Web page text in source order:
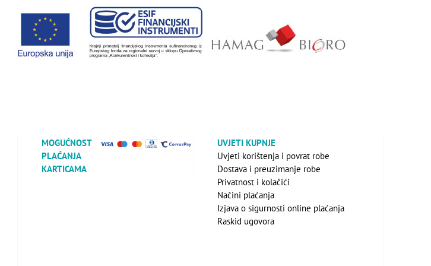
MOGUĆNOST
PLAĆANJA
KARTICAMA
UVJETI KUPNJE
Uvjeti korištenja i povrat robe
Dostava i preuzimanje robe
Privatnost i kolačići
Načini plaćanja
Izjava o sigurnosti online plaćanja
Raskid ugovora